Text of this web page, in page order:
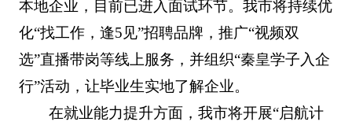
本地企业，目前已进入面试环节。我市将持续优
化“找工作，逢5见”招聘品牌，推广“视频双
选”直播带岗等线上服务，并组织“秦皇学子入企
行”活动，让毕业生实地了解企业。
在就业能力提升方面，我市将开展“启航计